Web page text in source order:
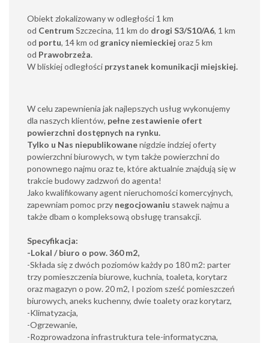
Obiekt zlokalizowany w odległości 1 km
od CentrumSzczecina, 11 km do drogi S3/S10/A6, 1 km
od portu, 14 km od granicy niemieckiej oraz 5 km
od Prawobrzeża.
W bliskiej odległości przystanek komunikacji miejskiej.
W celu zapewnienia jak najlepszych usług wykonujemy
dla naszych klientów, pełne zestawienie ofert
powierzchni dostępnych na rynku.
Tylko u Nas niepublikowanenigdzie indziej oferty
powierzchni biurowych, w tym także powierzchni do
ponownego najmu oraz te, które aktualnie znajdują się w
trakcie budowy zadzwoń do agenta!
Jako kwalifikowany agent nieruchomości komercyjnych,
zapewniam pomoc przy negocjowaniu stawek najmu a
także dbam o kompleksową obsługę transakcji.
Specyfikacja:
-Lokal / biuro o pow. 360 m2,
-Składa się z dwóch poziomów każdy po 180 m2: parter
trzy pomieszczenia biurowe, kuchnia, toaleta, korytarz
oraz magazyn o pow. 20 m2, I poziom sześć pomieszczeń
biurowych, aneks kuchenny, dwie toalety oraz korytarz,
-Klimatyzacja,
-Ogrzewanie,
-Rozprowadzona infrastruktura tele-informatyczna,